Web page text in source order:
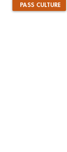
PASS CULTURE